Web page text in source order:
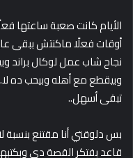
الأيام كانت صعبة ساعتها
أوقات فعلًا ماكنتش ببقى
نجاح شاب عمل لوكال براند
وبيقطع مع أهله وبيحب ده
تبقى أسهل..
بس دلوقتي أنا مقتنع
قاعد بفتكر القصة دي